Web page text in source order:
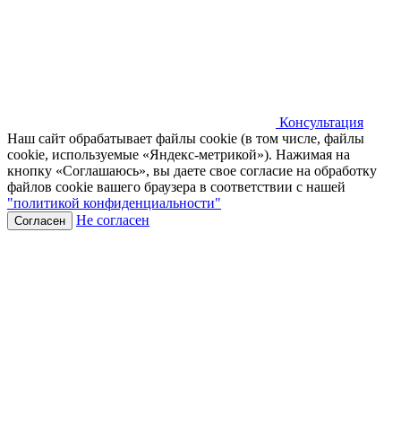
Консультация
Наш сайт обрабатывает файлы cookie (в том числе, файлы
cookie, используемые «Яндекс-метрикой»). Нажимая на
кнопку «Соглашаюсь», вы даете свое согласие на обработку
файлов cookie вашего браузера в соответствии с нашей
"политикой конфиденциальности"
Согласен Не согласен